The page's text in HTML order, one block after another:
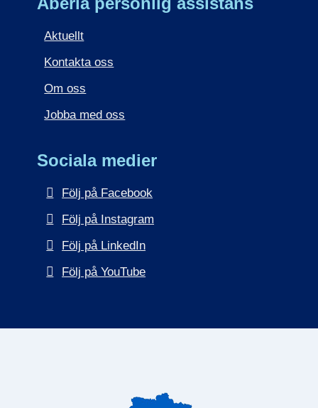
Aktuellt
Kontakta oss
Om oss
Jobba med oss
Sociala medier
Följ på Facebook
Följ på Instagram
Följ på LinkedIn
Följ på YouTube